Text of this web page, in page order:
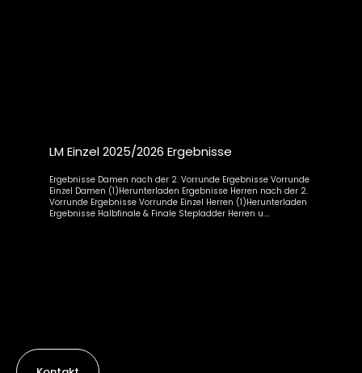
LM Einzel 2025/2026 Ergebnisse
Ergebnisse Damen nach der 2. Vorrunde Ergebnisse Vorrunde
Einzel Damen (1)Herunterladen Ergebnisse Herren nach der 2.
Vorrunde Ergebnisse Vorrunde Einzel Herren (1)Herunterladen
Ergebnisse Halbfinale & Finale Stepladder Herren u....